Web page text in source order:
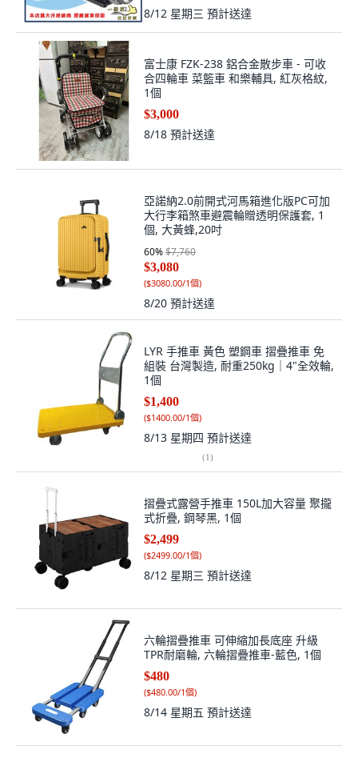
8/12 星期三 預計送達
富士康 FZK-238 鋁合金散步車 - 可收
合四輪車 菜籃車 和樂輔具, 紅灰格紋,
1個
$3,000
8/18 預計送達
亞諾納2.0前開式河馬箱進化版PC可加
大行李箱煞車避震輪贈透明保護套, 1
個, 大黃蜂,20吋
60%$7,760
$3,080
($3080.00/1個)
8/20 預計送達
LYR 手推車 黃色 塑鋼車 摺疊推車 免
組裝 台灣製造, 耐重250kg｜4"全效輪,
1個
$1,400
($1400.00/1個)
8/13 星期四 預計送達
(1)
摺疊式露營手推車 150L加大容量 聚攏
式折疊, 鋼琴黑, 1個
$2,499
($2499.00/1個)
8/12 星期三 預計送達
六輪摺疊推車 可伸縮加長底座 升級
TPR耐磨輪, 六輪摺疊推車-藍色, 1個
$480
($480.00/1個)
8/14 星期五 預計送達